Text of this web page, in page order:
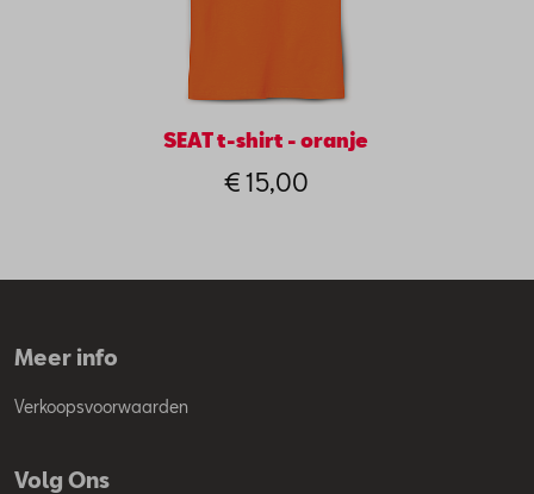
SEAT t-shirt - oranje
€ 15,00
Meer info
Verkoopsvoorwaarden
Volg Ons